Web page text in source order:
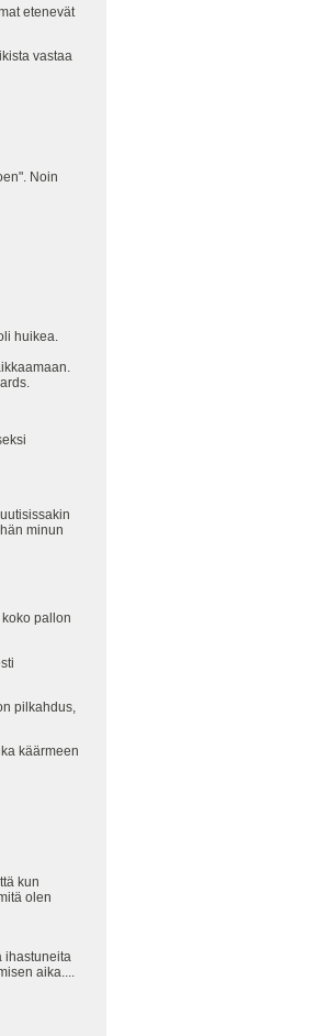
etenevät
vastaa
Noin
huikea.
minun
pallon
pilkahdus,
käärmeen
kun
olen
ihastuneita
aika....